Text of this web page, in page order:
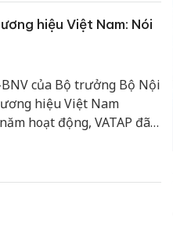
hiệu Việt Nam: Nói
của Bộ trưởng Bộ Nội
hiệu Việt Nam
hoạt động, VATAP đã